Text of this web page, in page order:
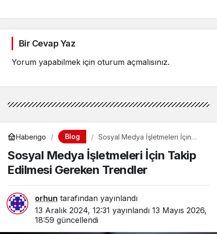
Bir Cevap Yaz
Yorum yapabilmek için oturum açmalısınız.
Haberigo Blog
Sosyal Medya İşletmeleri İçin
Sosyal Medya İşletmeleri İçin Takip
Edilmesi Gereken Trendler
orhun tarafından yayınlandı
13 Aralık 2024, 12:31 yayınlandı 13 Mayıs 2026,
18:59 güncellendi